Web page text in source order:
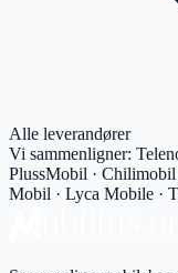
Alle leverandører
Vi sammenligner:
PlussMobil · Chilimobil
Mobil · Lyca Mobile ·